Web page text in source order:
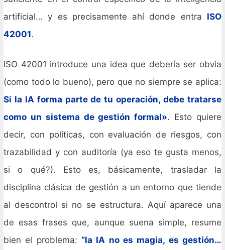
artificial… y es precisamente ahí donde entra ISO
42001.
ISO 42001 introduce una idea que debería ser obvia
(como todo lo bueno), pero que no siempre se aplica:
Si la IA forma parte de tu operación, debe tratarse
como un sistema de gestión formal». Esto quiere
decir, con políticas, con evaluación de riesgos, con
trazabilidad y con auditoría (ya eso te gusta menos,
si o qué?). Esto es, básicamente, trasladar la
disciplina clásica de gestión a un entorno que tiende
al descontrol si no se estructura. Aquí aparece una
de esas frases que, aunque suena simple, resume
bien el problema: “la IA no es magia, es gestión…